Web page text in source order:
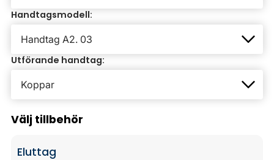
Handtagsmodell:
Utförande handtag:
Välj tillbehör
Eluttag